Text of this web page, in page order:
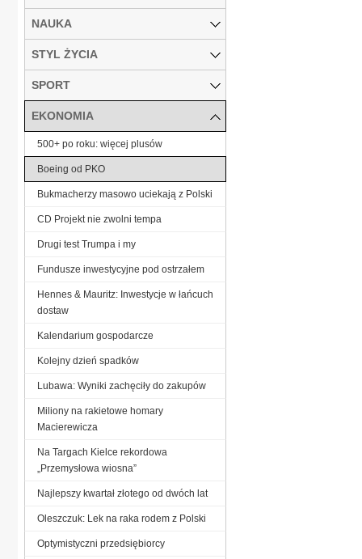
NAUKA
STYL ŻYCIA
SPORT
EKONOMIA
500+ po roku: więcej plusów
Boeing od PKO
Bukmacherzy masowo uciekają z Polski
CD Projekt nie zwolni tempa
Drugi test Trumpa i my
Fundusze inwestycyjne pod ostrzałem
Hennes & Mauritz: Inwestycje w łańcuch
dostaw
Kalendarium gospodarcze
Kolejny dzień spadków
Lubawa: Wyniki zachęciły do zakupów
Miliony na rakietowe homary
Macierewicza
Na Targach Kielce rekordowa
„Przemysłowa wiosna”
Najlepszy kwartał złotego od dwóch lat
Oleszczuk: Lek na raka rodem z Polski
Optymistyczni przedsiębiorcy